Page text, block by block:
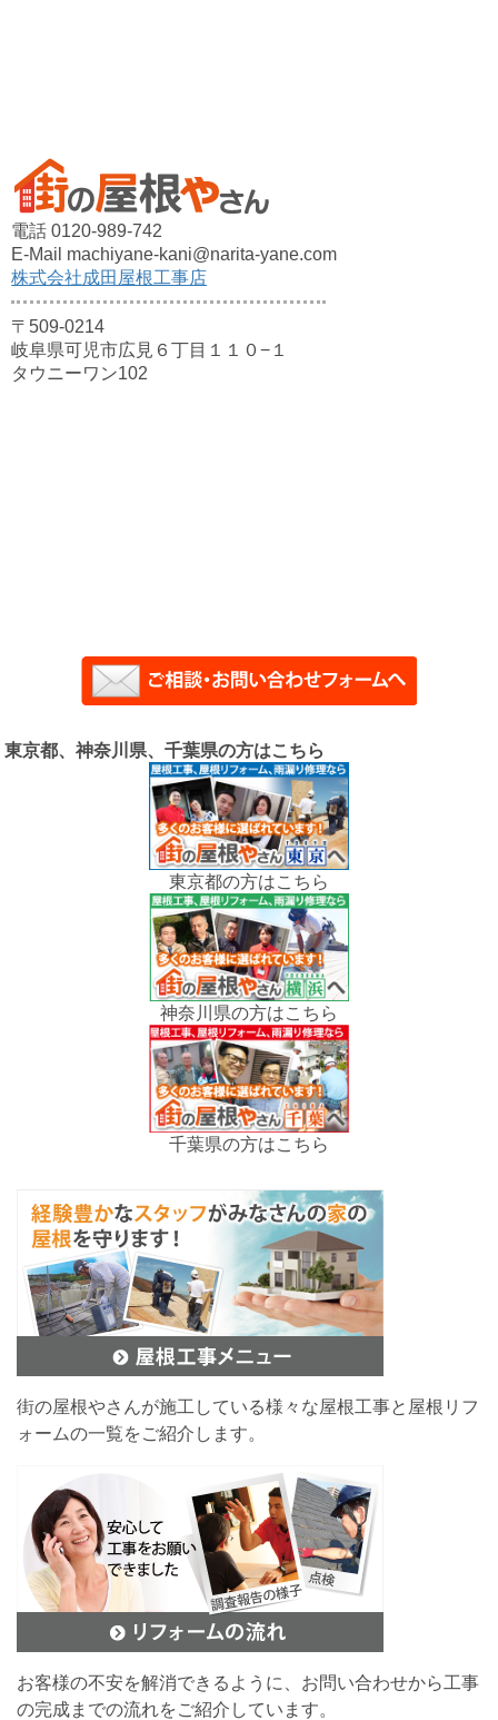
電話 0120-989-742
E-Mail machiyane-kani@narita-yane.com
株式会社成田屋根工事店
〒509-0214
岐阜県可児市広見６丁目１１０−１
タウニーワン102
東京都、神奈川県、千葉県の方はこちら
東京都の方はこちら
神奈川県の方はこちら
千葉県の方はこちら
街の屋根やさんが施工している様々な屋根工事と屋根リフ
ォームの一覧をご紹介します。
お客様の不安を解消できるように、お問い合わせから工事
の完成までの流れをご紹介しています。